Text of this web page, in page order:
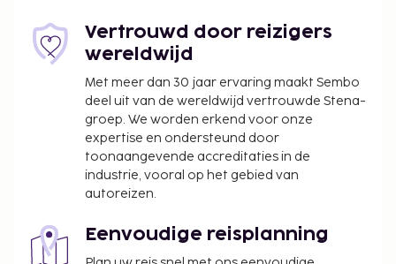
Vertrouwd door reizigers
wereldwijd
Met meer dan 30 jaar ervaring maakt Sembo
deel uit van de wereldwijd vertrouwde Stena-
groep. We worden erkend voor onze
expertise en ondersteund door
toonaangevende accreditaties in de
industrie, vooral op het gebied van
autoreizen.
Eenvoudige reisplanning